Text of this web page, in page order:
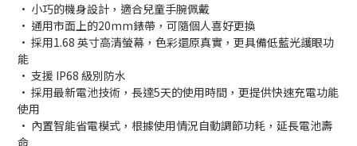
• 小巧的機身設計，適合兒童手腕佩戴
• 通用市面上的20mm錶帶，可隨個人喜好更換
• 採用1.68 英寸高清螢幕，色彩還原真實，更具備低藍光護眼功
能
• 支援 IP68 級別防水
• 採用最新電池技術，長達5天的使用時間，更提供快速充電功能
使用
• 內置智能省電模式，根據使用情況自動調節功耗，延長電池壽
命